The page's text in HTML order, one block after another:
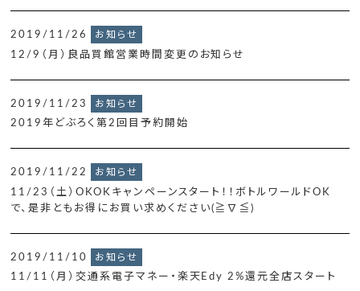
2019/11/26 お知らせ
12/9（月）良品買館営業時間変更のお知らせ
2019/11/23 お知らせ
2019年どぶろく第2回目予約開始
2019/11/22 お知らせ
11/23（土）OKOKキャンペーンスタート！！ボトルワールドOK
で、是非ともお得にお買い求めください(≧∇≦)
2019/11/10 お知らせ
11/11（月）交通系電子マネー・楽天Edy 2%還元全店スタート